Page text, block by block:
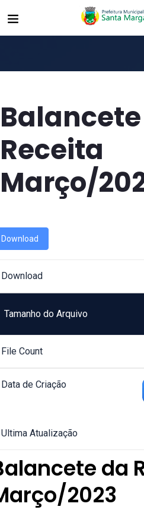
Receita
Março/
Download
Download
Tamanho do Arquivo
File Count
Data de Criação
Ultima Atualização
da
2023